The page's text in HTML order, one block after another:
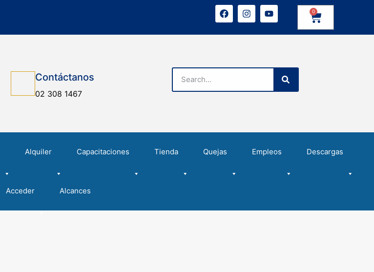
0
Contáctanos
02 308 1467
Alquiler Capacitaciones Tienda Quejas Empleos Descargas
Acceder Alcances